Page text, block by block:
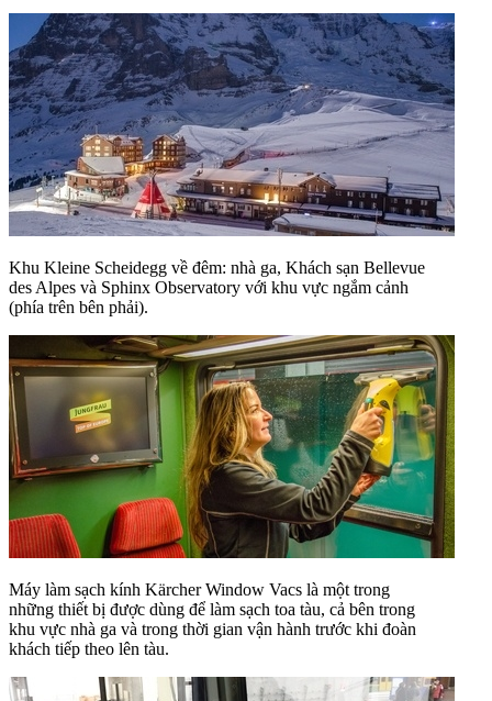
Khu Kleine Scheidegg về đêm: nhà ga, Khách sạn Bellevue
des Alpes và Sphinx Observatory với khu vực ngắm cảnh
(phía trên bên phải).
Máy làm sạch kính Kärcher Window Vacs là một trong
những thiết bị được dùng để làm sạch toa tàu, cả bên trong
khu vực nhà ga và trong thời gian vận hành trước khi đoàn
khách tiếp theo lên tàu.